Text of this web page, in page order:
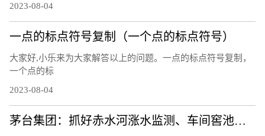
2023-08-04
一点的标点符号复制（一个点的标点符号）
大家好,小乐来为大家解答以上的问题。一点的标点符号复制，
一个点的标
2023-08-04
茅台集团：抓好赤水河涨水监测、车间窖池防汛等工作